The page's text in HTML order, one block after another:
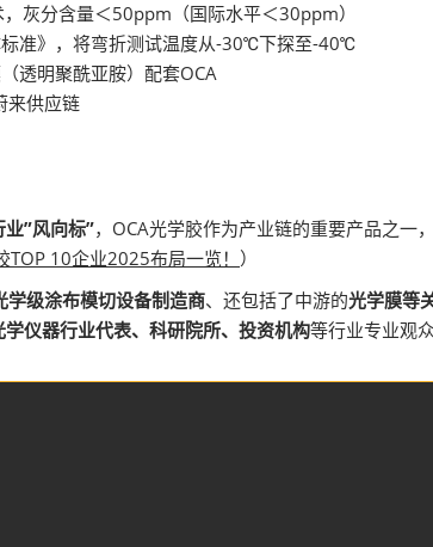
灰分含量＜50ppm（国际水平＜30ppm）
准》，将弯折测试温度从-30℃下探至-40℃
透明聚酰亚胺）配套OCA
来供应链
”风向标”，OCA光学胶作为产业链的重要产品之一
10企业2025布局一览！ ）
学级涂布模切设备制造商、还包括了中游的光学膜等
仪器行业代表、科研院所、投资机构等行业专业观